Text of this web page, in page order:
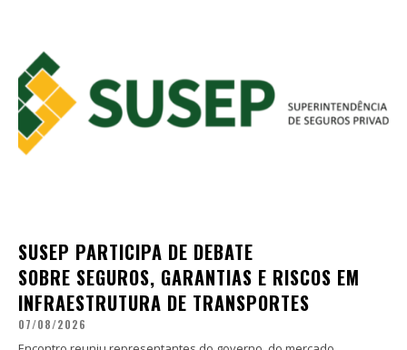
SUSEP PARTICIPA DE DEBATE
SOBRE SEGUROS, GARANTIAS E RISCOS EM
INFRAESTRUTURA DE TRANSPORTES
07/08/2026